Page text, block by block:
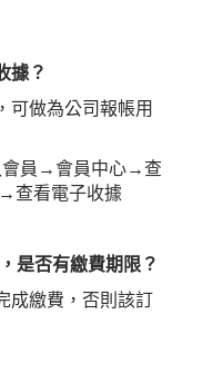
據？
可做為公司報帳用
員→會員中心→查
查看電子收據
是否有繳費期限？
成繳費，否則該訂